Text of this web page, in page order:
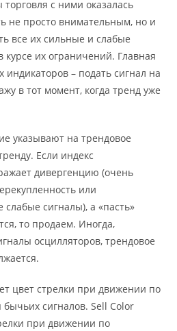
с ними оказалась
не просто внимательным, но и
все их сильные и слабые
курсе их ограничений. Главная
индикаторов – подать сигнал на
в тот момент, когда тренд уже
указывают на трендовое
Если индекс
дивергенцию (очень
или
слабые сигналы), а «пасть»
то продаем. Иногда,
осцилляторов, трендовое
цвет стрелки при движении по
сигналов. Sell Color
при движении по